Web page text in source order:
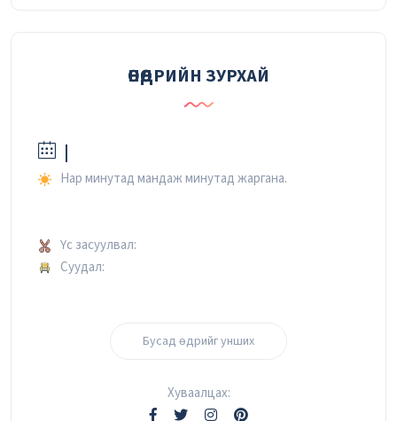
ӨНӨӨДРИЙН ЗУРХАЙ
|
Нар минутад мандаж минутад жаргана.
Үс засуулвал:
Суудал:
Бусад өдрийг унших
Хуваалцах: